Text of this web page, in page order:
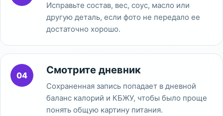
Исправьте состав, вес, соус, масло или
другую деталь, если фото не передало ее
достаточно хорошо.
04 Смотрите дневник
Сохраненная запись попадает в дневной
баланс калорий и КБЖУ, чтобы было проще
понять общую картину питания.